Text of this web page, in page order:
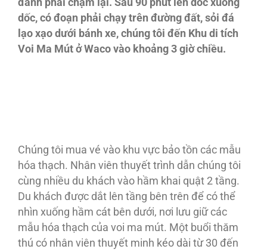
đành phải chậm lại. Sau 90 phút lên dốc xuống
dốc, có đoạn phải chạy trên đường đất, sỏi đá
lạo xạo dưới bánh xe, chúng tôi đến Khu di tích
Voi Ma Mút ở Waco vào khoảng 3 giờ chiều.
Chúng tôi mua vé vào khu vực bảo tồn các mẫu
hóa thạch. Nhân viên thuyết trình dẫn chúng tôi
cùng nhiều du khách vào hầm khai quật 2 tầng.
Du khách được dắt lên tầng bên trên để có thể
nhìn xuống hầm cát bên dưới, nơi lưu giữ các
mẫu hóa thạch của voi ma mút. Một buổi thăm
thú có nhân viên thuyết minh kéo dài từ 30 đến